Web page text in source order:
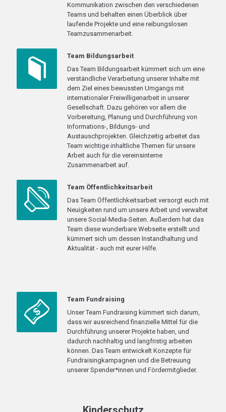
Kommunikation zwischen den verschiedenen
Teams und behalten einen Überblick über
laufende Projekte und eine reibungslosen
Teamzusammenarbeit.
Team Bildungsarbeit
Das Team Bildungsarbeit kümmert sich um eine
verständliche Verarbeitung unserer Inhalte mit
dem Ziel eines bewussten Umgangs mit
internationaler Freiwilligenarbeit in unserer
Gesellschaft. Dazu gehören vor allem die
Vorbereitung, Planung und Durchführung von
Informations-, Bildungs- und
Austauschprojekten. Gleichzeitig arbeitet das
Team wichtige inhaltliche Themen für unsere
Arbeit auch für die vereinsinterne
Zusammenarbeit auf.
Team Öffentlichkeitsarbeit
Das Team Öffentlichkeitsarbeit versorgt euch mit
Neuigkeiten rund um unsere Arbeit und verwaltet
unsere Social-Media-Seiten. Außerdem hat das
Team diese wunderbare Webseite erstellt und
kümmert sich um dessen Instandhaltung und
Aktualität - auch mit eurer Hilfe.
Team Fundraising
Unser Team Fundraising kümmert sich darum,
dass wir ausreichend finanzielle Mittel für die
Durchführung unserer Projekte haben, und
dadurch nachhaltig und langfristig arbeiten
können. Das Team entwickelt Konzepte für
Fundraisingkampagnen und die Betreuung
unserer Spender*innen und Fördermitglieder.